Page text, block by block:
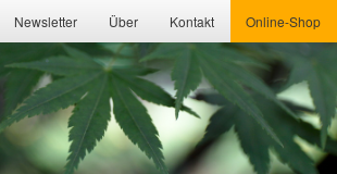
Newsletter Über Kontakt Online-Shop